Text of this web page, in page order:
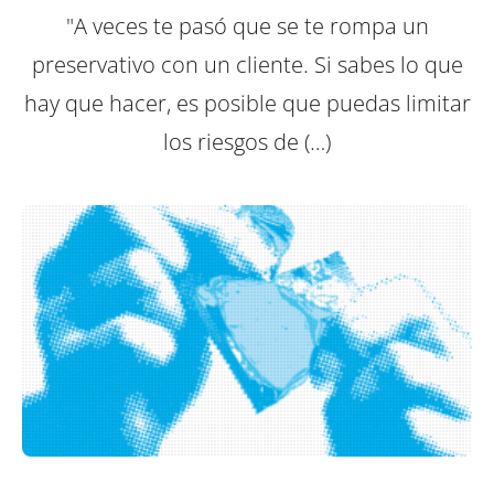
"A veces te pasó que se te rompa un
preservativo con un cliente. Si sabes lo que
hay que hacer, es posible que puedas limitar
los riesgos de (…)